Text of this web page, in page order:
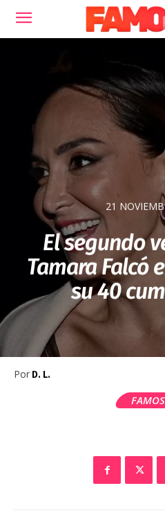
21
El segundo
Tamara Falcó
su 40
Por D. L.